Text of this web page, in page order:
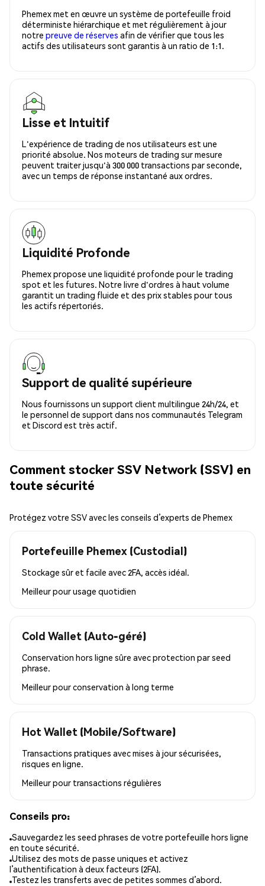
Phemex met en œuvre un système de portefeuille froid
déterministe hiérarchique et met régulièrement à jour
notre preuve de réserves afin de vérifier que tous les
actifs des utilisateurs sont garantis à un ratio de 1:1.
Lisse et Intuitif
L'expérience de trading de nos utilisateurs est une
priorité absolue. Nos moteurs de trading sur mesure
peuvent traiter jusqu'à 300 000 transactions par seconde,
avec un temps de réponse instantané aux ordres.
Liquidité Profonde
Phemex propose une liquidité profonde pour le trading
spot et les futures. Notre livre d'ordres à haut volume
garantit un trading fluide et des prix stables pour tous
les actifs répertoriés.
Support de qualité supérieure
Nous fournissons un support client multilingue 24h/24, et
le personnel de support dans nos communautés Telegram
et Discord est très actif.
Comment stocker SSV Network (SSV) en
toute sécurité
Protégez votre SSV avec les conseils d’experts de Phemex
Portefeuille Phemex (Custodial)
Stockage sûr et facile avec 2FA, accès idéal.
Meilleur pourusage quotidien
Cold Wallet (Auto-géré)
Conservation hors ligne sûre avec protection par seed
phrase.
Meilleur pourconservation à long terme
Hot Wallet (Mobile/Software)
Transactions pratiques avec mises à jour sécurisées,
risques en ligne.
Meilleur pour transactions régulières
Conseils pro:
Sauvegardez les seed phrases de votre portefeuille hors ligne
en toute sécurité.
Utilisez des mots de passe uniques et activez
l’authentification à deux facteurs (2FA).
Testez les transferts avec de petites sommes d’abord.